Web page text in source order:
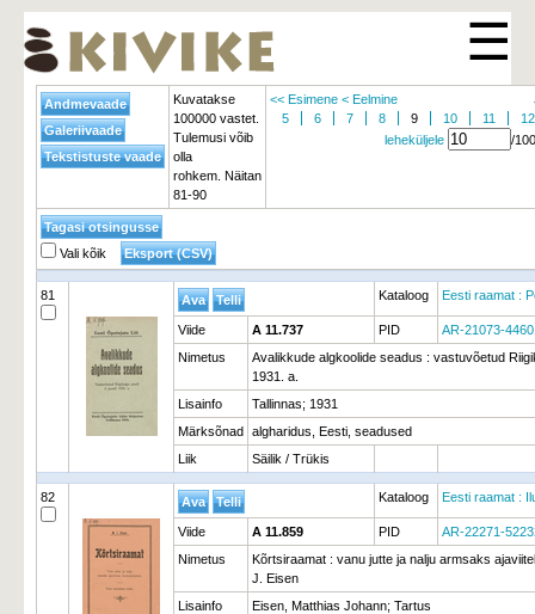
☰
Kuvatakse
100000 vastet.
Tulemusi võib
olla
rohkem. Näitan
81-90
<< Esimene < Eelmine
5
6 7 8 9 10 11
12
leheküljele
/
Vali kõik
81 Kataloog Eesti raamat :
Viide A 11.737 PID
AR-21073-
Nimetus
Avalikkude algkoolide seadus : vastuvõetud
1931. a.
Lisainfo
Tallinnas; 1931
Märksõnad algharidus, Eesti, seadused
Liik
Säilik / Trükis
82 Kataloog Eesti raamat :
Viide A 11.859 PID
AR-22271-
Nimetus
Kõrtsiraamat : vanu jutte ja nalju armsaks
J. Eisen
Lisainfo
Eisen, Matthias Johann; Tartus